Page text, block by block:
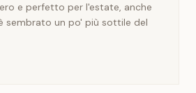
e perfetto per l'estate, anche
sembrato un po' più sottile del